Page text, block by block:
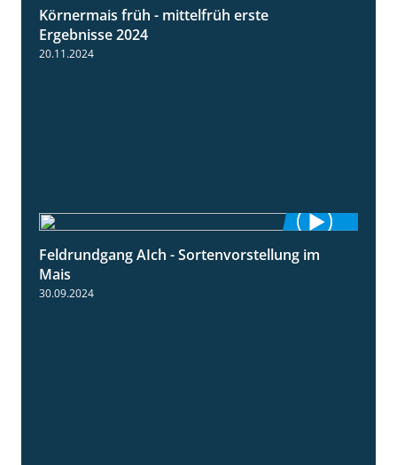
Körnermais früh - mittelfrüh erste
Ergebnisse 2024
20.11.2024
11:24
Feldrundgang AIch - Sortenvorstellung im
Mais
30.09.2024